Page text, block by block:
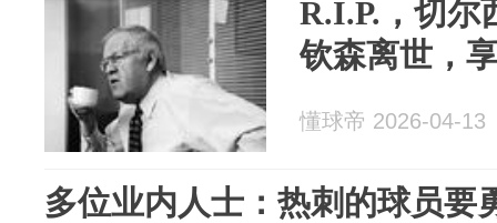
R.I.P.，切尔
钦森离世，
懂球帝 2026-04-13
多位业内人士：热刺的球员要